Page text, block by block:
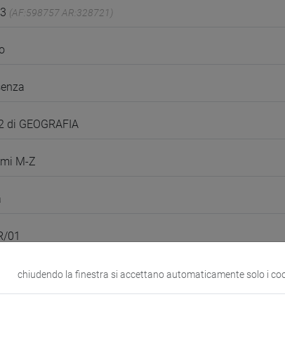
(AF:598757 AR:328721)
di GEOGRAFIA
M-Z
01
chiudendo la finestra si accettano automaticamente solo i